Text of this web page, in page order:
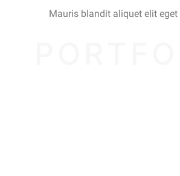
Mauris blandit aliquet elit